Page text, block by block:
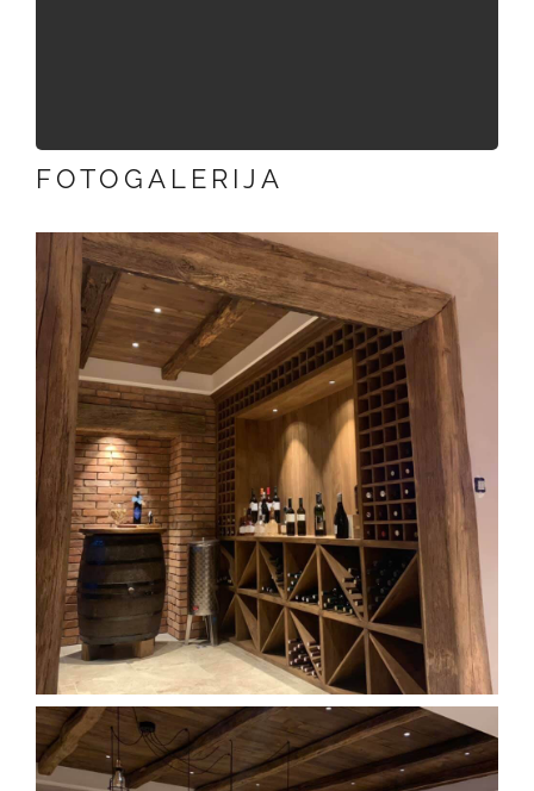
FOTOGALERIJA